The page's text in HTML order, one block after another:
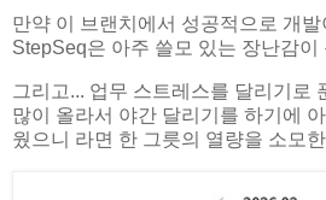
만약 이 브랜치에서 성공적으로 개
StepSeq은 아주 쓸모 있는 장난감이
그리고... 업무 스트레스를 달리기로
많이 올라서 야간 달리기를 하기에
웠으니 라면 한 그릇의 열량을 소모